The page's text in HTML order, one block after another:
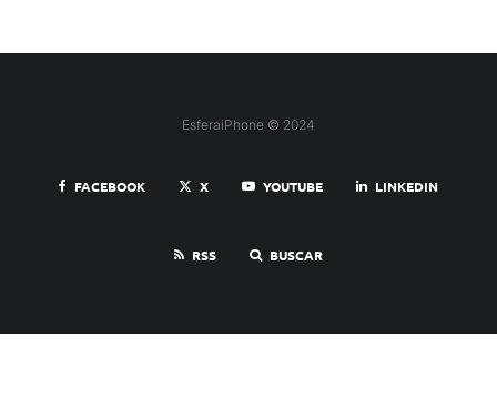
EsferaiPhone © 2024
FACEBOOK X YOUTUBE LINKEDIN
RSS BUSCAR